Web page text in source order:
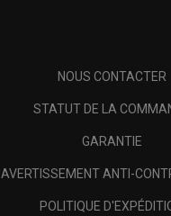
NOUS CONTACTER
STATUT DE LA
GARANTIE
AVERTISSEMENT ANTI-
POLITIQUE